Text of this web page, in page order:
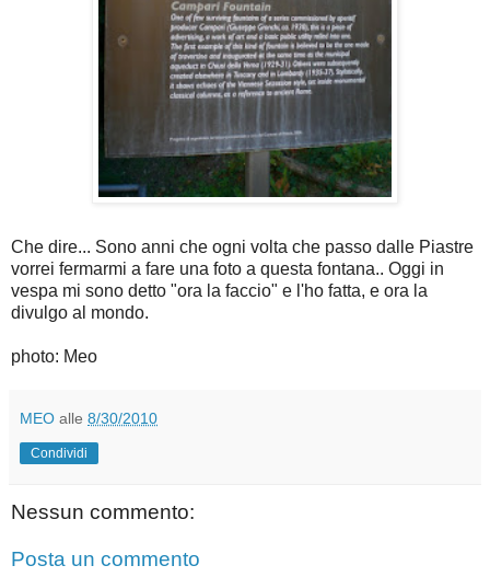
Che dire... Sono anni che ogni volta che passo dalle Piastre
vorrei fermarmi a fare una foto a questa fontana.. Oggi in
vespa mi sono detto "ora la faccio" e l'ho fatta, e ora la
divulgo al mondo.
photo: Meo
MEO alle 8/30/2010
Condividi
Nessun commento:
Posta un commento